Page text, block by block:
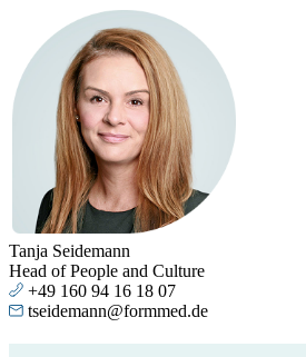
Tanja Seidemann
Head of People and Culture
+49 160 94 16 18 07
tseidemann@formmed.de